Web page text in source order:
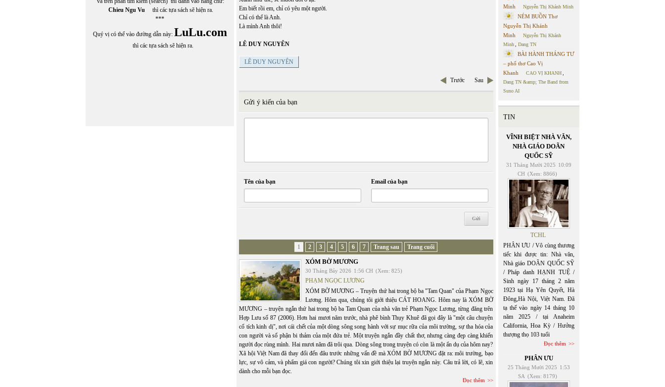
Chieu Ngu Vu thì các tựa sách sẽ hiện ra.
***
Quý vị có thể vào đường dẫn này: LuLu.com
thì các tựa sách sẽ hiện ra.
Em biết rồi em, chỉ có yêu một người.
Chỉ có thể là Anh.
Là mình Anh thôi!
LÊ DUY NGUYÊN
LÊ DUY NGUYÊN
Trước Sau
Gửi ý kiến của bạn
Tên của bạn Email của bạn
1 2 3 4 5 6 7 Trang sau Trang cuối
XÓM BỜ MƯƠNG
30 Tháng Bảy 2026 1:56 CH (Xem: 825)
PHẠM NGỌC LƯƠNG
XÓM BỜ MƯƠNG – Truyện thứ hai trong bộ ba "Tam Quan" của Phạm Ngọc
Lương. Hôm qua, chúng tôi giới thiệu CÁT HOANG. Hôm nay là XÓM BỜ
MƯƠNG – truyện ngắn thứ hai trong bộ ba Tam Quan của nhà văn trẻ Phạm Ngọc Lương, từng đăng trên
Hợp Lưu số 87 (2006). Hơn hai mươi năm trước, nhà phê bình Thụy Khuê đã gọi đây là "một câu chuyện
cổ tích kinh dị", nơi cái chết của một dòng sông song hành với sự mục rữa của môi trường, sự tha hóa của
con người và số phận bi thảm của một đứa trẻ. Một truyện ngắn đầy chất thơ, nhưng càng đẹp càng khiến
người đọc rùng mình. Hai mươi năm đã trôi qua. Dòng sông trong truyện có còn là một ẩn dụ của hôm nay?
Xã hội Việt Nam đã thay đổi đến đâu trước những vấn đề mà XÓM BỜ MƯƠNG đặt ra: môi trường, bạo
lực, sự vô cảm, và phẩm giá con người? Chúng tôi xin giới thiệu lại truyện ngắn này. Câu trả lời, có lẽ, xin
dành cho mỗi bạn đọc.
Đọc thêm
Minh
Nguyễn Thị Khánh Minh
NÉM BUỒN Thơ
Nguyễn Thị Khánh
Minh
Nguyễn Thị Khánh
Minh
Dang TN
BÀI HÀNH THÁNG TƯ
– phổ thơ Cao Vị
Khanh
CAO VỊ KHANH
Dang TN &amp; The Band from
Suno AI
TIN
VĨNH BIỆT NHÀ VĂN,
NHÀ GIÁO DOÃN
QUỐC SỸ
31 Tháng Mười 2025 10:09
CH (Xem: 8866)
TCHL
PHÂN ƯU / Vô cùng thương
tiếc khi được tin: Nhà văn,
Nhà giáo DOÃN QUỐC SỸ
/ Pháp danh HẠNH TUỆ /
Sinh ngày 17 tháng 2 năm
1923 tại Hạ Yên Quyết, Hà
Đông,Hà Nội, Việt Nam. Đã
tạ thế vào ngày 14 tháng 10
năm 2025 / tại Anaheim
California, Hoa Kỳ / Hưởng
thượng thọ 103 tuổi
Đọc thêm
PHÂN ƯU
25 Tháng Mười 2025 1:53
SA (Xem: 8179)